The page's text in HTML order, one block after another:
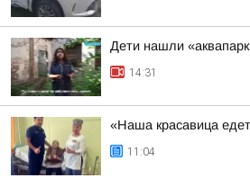
Дети нашли
14:31
«Наша красавица
11:04